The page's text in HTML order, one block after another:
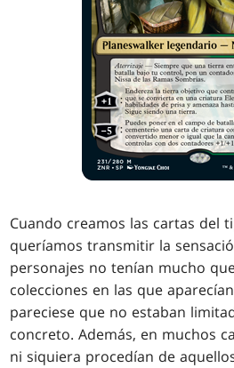
Cuando creamos las cartas del
queríamos transmitir la
personajes no tenían mucho
colecciones en las que
pareciese que no estaban
concreto. Además, en muchos
ni siquiera procedían de